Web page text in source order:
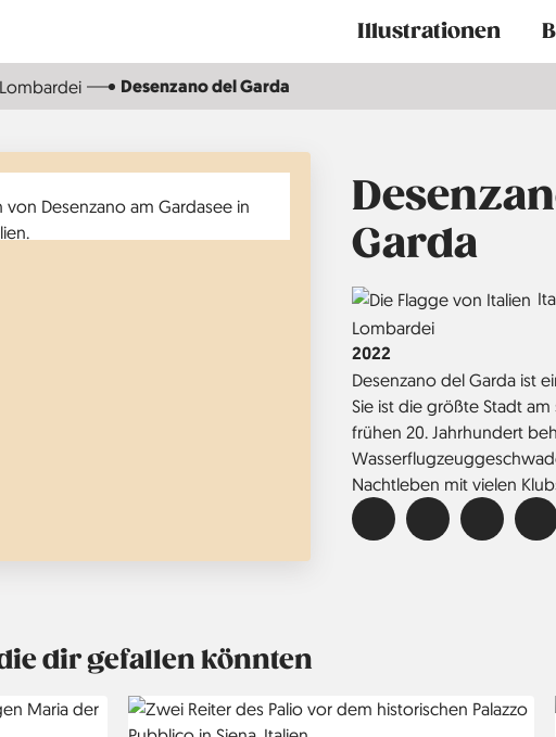
Main
navigation
Illustrationen
Lombardei Desenzano del Garda
Garda
Country
Region
Lombardei
Jahr
2022
Desenzano del Garda ist
Sie ist die größte Stadt
frühen 20. Jahrhundert
Nachtleben mit vielen
dir gefallen könnten